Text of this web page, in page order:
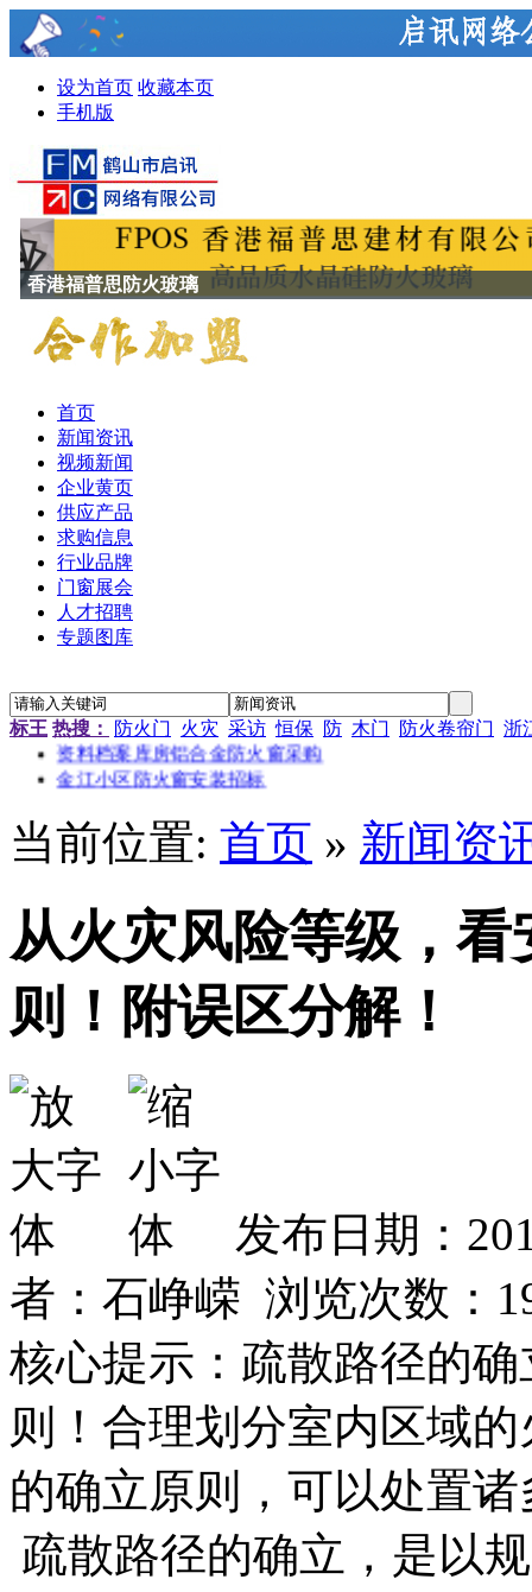
设为首页 收藏本页
手机版
香港福普思防火玻璃
首页
新闻资讯
视频新闻
企业黄页
供应产品
求购信息
行业品牌
门窗展会
人才招聘
专题图库
标王 热搜： 防火门 火灾 采访 恒保 防 木门 防火卷帘门 浙
“新居工程”塑钢门窗工程施工招标公告
金江小区防火窗安装招标
南京通信研发基地防火门窗采购
资料档案库房铝合金防火窗采购
金江小区防火窗安装招标
当前位置: 首页 » 新闻资
从火灾风险等级，
则！附误区分解！
发布日期：
者：石峥嵘 浏览次数：
核心提示：疏散路径的
则！合理划分室内区域
的确立原则，可以处置
疏散路径的确立，是以